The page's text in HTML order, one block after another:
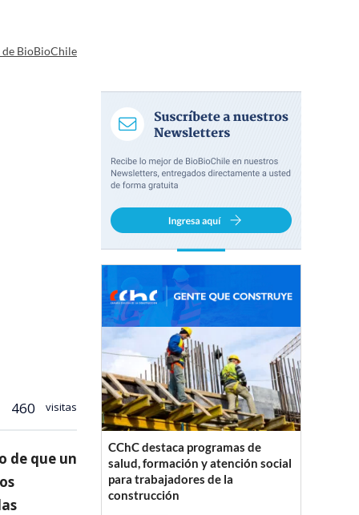
BioBioChile
460 visitas
de que un
CChC destaca programas de
salud, formación y atención social
para trabajadores de la
construcción